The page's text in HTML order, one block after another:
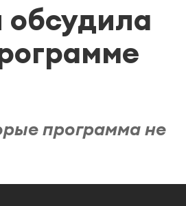
обсудила
программа не